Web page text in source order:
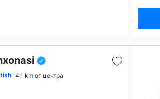
4.1 km от центра